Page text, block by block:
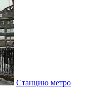
Станцию метро